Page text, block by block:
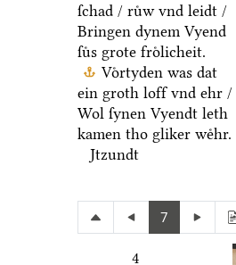
ſchad / ruͤw vnd leidt /
Bringen dynem Vyend
ſuͤs grote froͤlicheit.
Voͤrtyden was dat
ein groth loff vnd ehr /
Wol ſynen Vyendt leth
kamen tho gliker weͤhr.
Jtzundt
7
4